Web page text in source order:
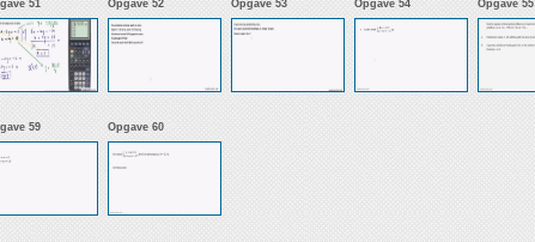
51 Opgave 52 Opgave 53 Opgave 54 Opgave 55
59 Opgave 60